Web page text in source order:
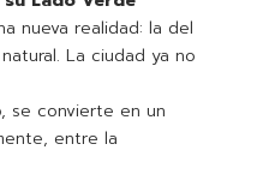
nueva realidad: la del
La ciudad ya no
se convierte en un
entre la